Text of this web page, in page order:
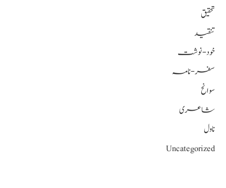
تحقیق
تنقید
خود-نوشت
سفر-نامہ
سوانح
شاعری
ناول
Uncategorized